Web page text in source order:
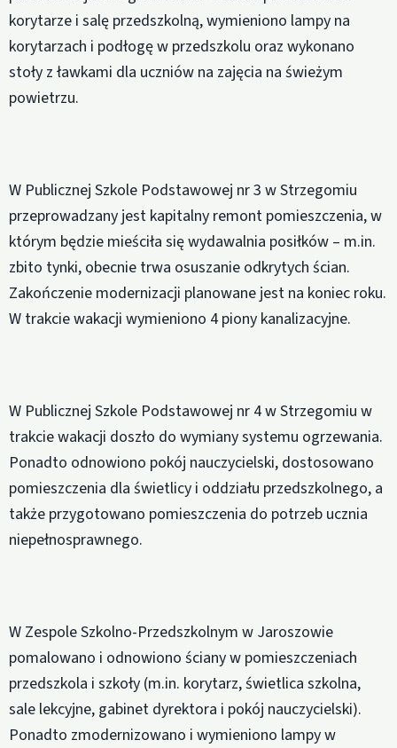
korytarze i salę przedszkolną, wymieniono lampy na
korytarzach i podłogę w przedszkolu oraz wykonano
stoły z ławkami dla uczniów na zajęcia na świeżym
powietrzu.
W Publicznej Szkole Podstawowej nr 3 w Strzegomiu
przeprowadzany jest kapitalny remont pomieszczenia, w
którym będzie mieściła się wydawalnia posiłków – m.in.
zbito tynki, obecnie trwa osuszanie odkrytych ścian.
Zakończenie modernizacji planowane jest na koniec roku.
W trakcie wakacji wymieniono 4 piony kanalizacyjne.
W Publicznej Szkole Podstawowej nr 4 w Strzegomiu w
trakcie wakacji doszło do wymiany systemu ogrzewania.
Ponadto odnowiono pokój nauczycielski, dostosowano
pomieszczenia dla świetlicy i oddziału przedszkolnego, a
także przygotowano pomieszczenia do potrzeb ucznia
niepełnosprawnego.
W Zespole Szkolno-Przedszkolnym w Jaroszowie
pomalowano i odnowiono ściany w pomieszczeniach
przedszkola i szkoły (m.in. korytarz, świetlica szkolna,
sale lekcyjne, gabinet dyrektora i pokój nauczycielski).
Ponadto zmodernizowano i wymieniono lampy w